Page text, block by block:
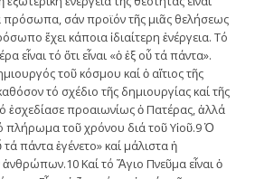
πρόσωπα, σάν προϊόν τῆς μιᾶς θελήσεως
ἔχει κάποια ἰδιαίτερη ἐνέργεια. Τό
εἶναι τό ὅτι εἶναι «ὁ ἐξ οὗ τά πάντα».
τοῦ κόσμου καί ὁ αἴτιος τῆς
τό σχέδιο τῆς δημιουργίας καί τῆς
προαιωνίως ὁ Πατέρας, ἀλλά
πλήρωμα τοῦ χρόνου διά τοῦ Υἱοῦ.9 Ὁ
τά πάντα ἐγένετο» καί μάλιστα ἡ
Καί τό Ἅγιο Πνεῦμα εἶναι ὁ